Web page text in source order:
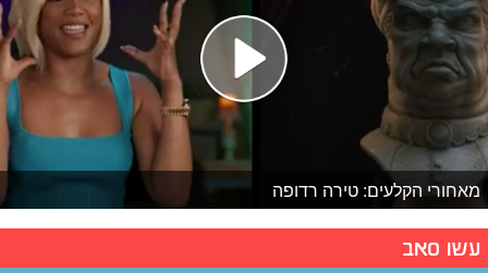
מאחורי הקלעים: טירה רדופה
עשו סאב